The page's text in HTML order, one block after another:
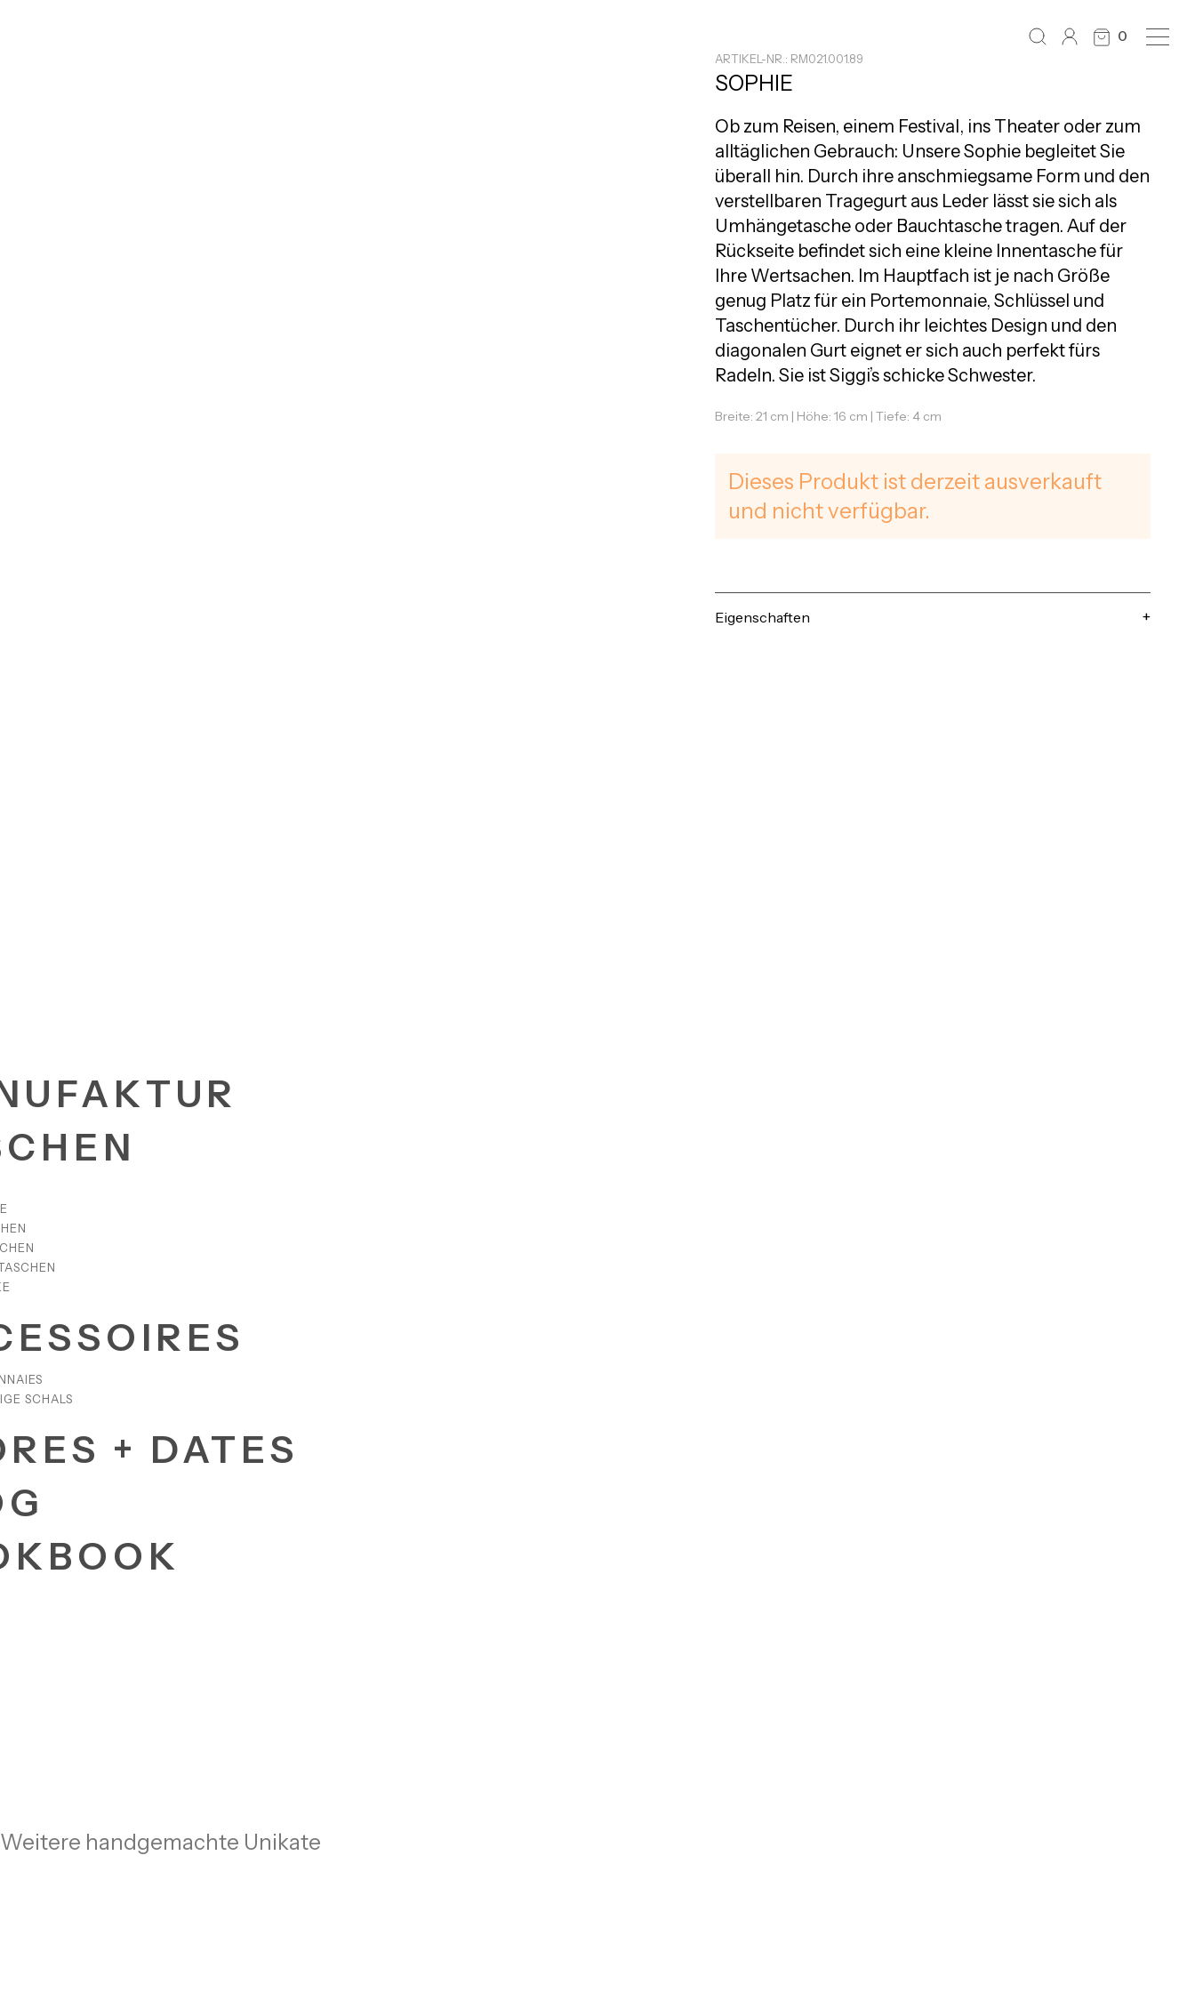
0
SCHALS
+ DATES
ARTIKEL-NR.: RM021.001.89
SOPHIE
Ob zum Reisen, einem Festival, ins Theater oder zum
alltäglichen Gebrauch: Unsere Sophie begleitet Sie
überall hin. Durch ihre anschmiegsame Form und den
verstellbaren Tragegurt aus Leder lässt sie sich als
Umhängetasche oder Bauchtasche tragen. Auf der
Rückseite befindet sich eine kleine Innentasche für
Ihre Wertsachen. Im Hauptfach ist je nach Größe
genug Platz für ein Portemonnaie, Schlüssel und
Taschentücher. Durch ihr leichtes Design und den
diagonalen Gurt eignet er sich auch perfekt fürs
Radeln. Sie ist Siggi’s schicke Schwester.
Breite: 21 cm | Höhe: 16 cm | Tiefe: 4 cm
Dieses Produkt ist derzeit ausverkauft
und nicht verfügbar.
Eigenschaften
Weitere handgemachte Unikate